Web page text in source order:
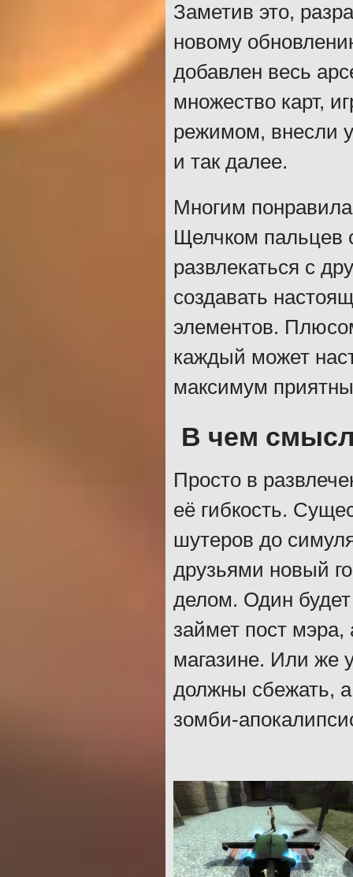
Заметив это,
новому
добавлен весь
множество карт,
режимом, внесли
и так далее.
Многим
Щелчком пальцев
развлекаться с
создавать
элементов.
каждый может
максимум
В чем
Просто в
её гибкость.
шутеров до
друзьями новый
делом. Один
займет пост мэра,
магазине. Или же
должны сбежать,
зомби-